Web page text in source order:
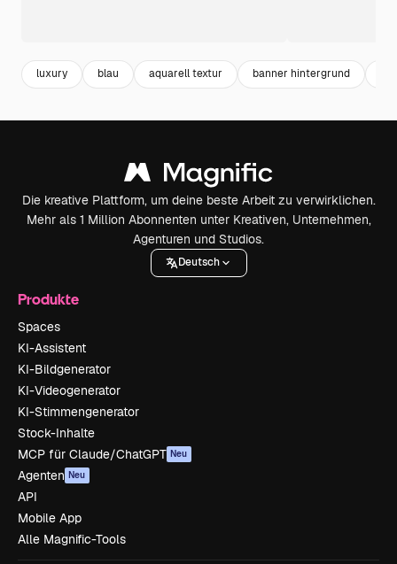
luxury blau aquarell textur banner hintergrund
Die kreative Plattform, um deine beste Arbeit zu verwirklichen.
Mehr als 1 Million Abonnenten unter Kreativen, Unternehmen,
Agenturen und Studios.
Deutsch
Produkte
Spaces
KI-Assistent
KI-Bildgenerator
KI-Videogenerator
KI-Stimmengenerator
Stock-Inhalte
MCP für Claude/ChatGPT Neu
Agenten Neu
API
Mobile App
Alle Magnific-Tools